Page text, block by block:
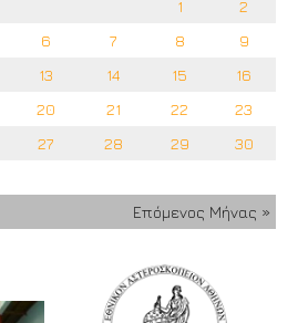
1
2
6 7 8
9
13 14 15
16
20 21 22
23
27 28 29
30
Επόμενος Μήνας »